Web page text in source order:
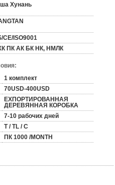
Хунань
CE/ISO9001
ПК АК БК НК, НМЛК
1 комплект
70USD-400USD
ЕХПОРТИРОВАННАЯ
ДЕРЕВЯННАЯ КОРОБКА
7-10 рабочих дней
T / TL / C
ПК 1000 /MONTH